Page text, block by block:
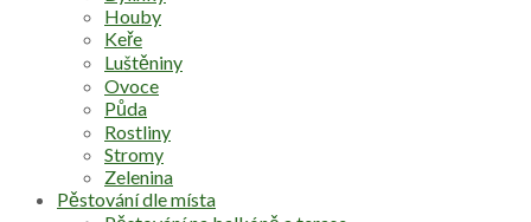
Houby
Keře
Luštěniny
Ovoce
Půda
Rostliny
Stromy
Zelenina
Pěstování dle místa